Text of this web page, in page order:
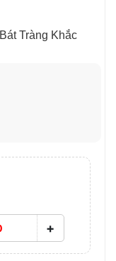
Tràng Khắc
+